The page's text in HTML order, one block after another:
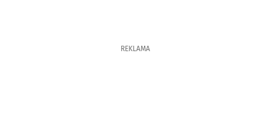
REKLAMA